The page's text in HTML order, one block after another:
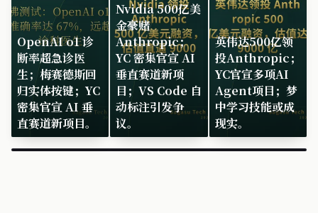
OpenAI o1 诊
断率超急诊医
生；梅赛德斯回
归实体按键；YC
密集官宣 AI 垂
直赛道新项目。
Nvidia 500亿美
金豪赌
Anthropic；
YC 密集官宣 AI
垂直赛道新项
目；VS Code 自
动标注引发争
议。
英伟达500亿领
投Anthropic；
YC官宣多项AI
Agent项目；梦
中学习技能或成
现实。